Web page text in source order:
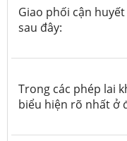
Giao phối cận
sau đây:
Trong các phép lai
biểu hiện rõ nhất ở